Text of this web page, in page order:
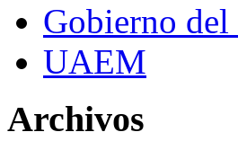
Gobierno
UAEM
Archivos